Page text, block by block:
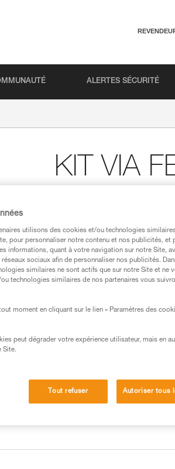
ALERTES SÉCURITÉ
KIT VIA
Kit de via ferrata
harnais CORAX et
Le kit classique pour
une longe très légère et
réglable et un casque BOREO.
Trouvez un revendeur
utilisons des cookies et/ou technologies
pour personnaliser notre contenu et nos publicités, et
informations, quant à votre navigation sur notre Site,
sociaux afin de personnaliser nos publicités.
similaires ne sont actifs que sur notre Site et ne
technologies similaires de nos partenaires vous
moment en cliquant sur le lien « Paramètres des
peut dégrader votre expérience utilisateur, mais en
Site.
Tout refuser Autoriser tous